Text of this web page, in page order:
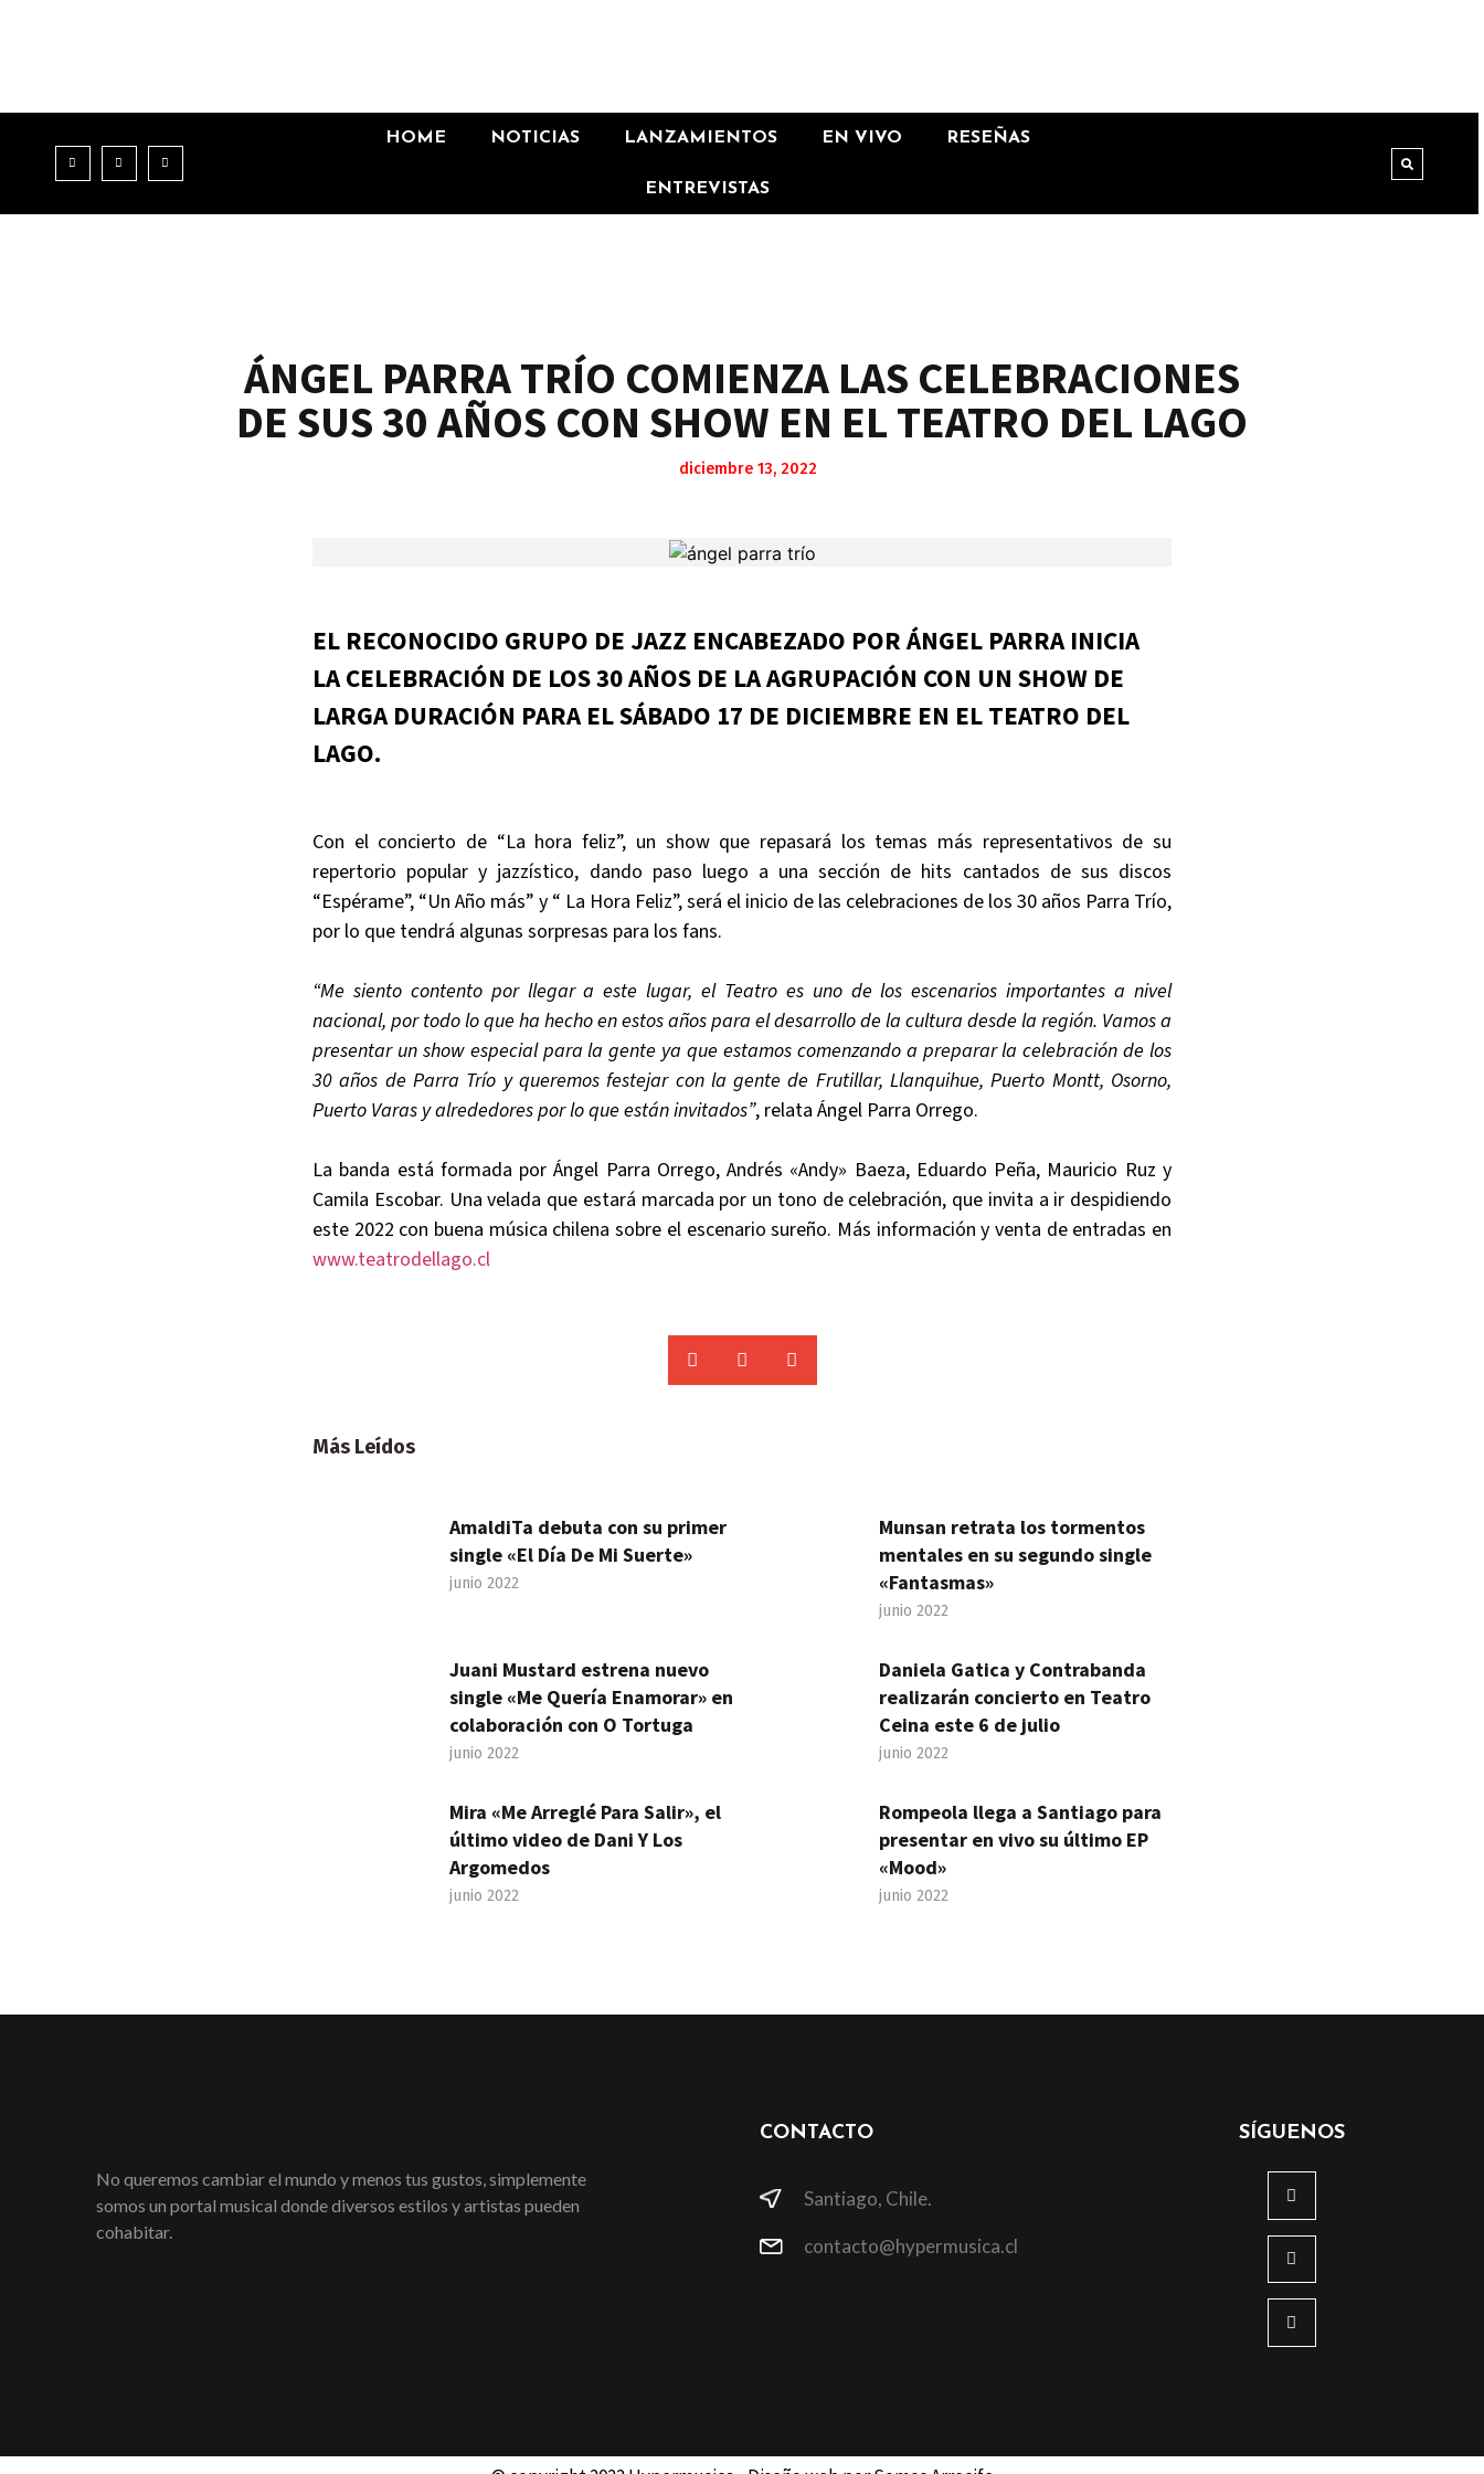
HOME NOTICIAS LANZAMIENTOS EN VIVO RESEÑAS
ENTREVISTAS
ÁNGEL PARRA TRÍO COMIENZA LAS CELEBRACIONES
DE SUS 30 AÑOS CON SHOW EN EL TEATRO DEL LAGO
diciembre 13, 2022
EL RECONOCIDO GRUPO DE JAZZ ENCABEZADO POR ÁNGEL PARRA INICIA
LA CELEBRACIÓN DE LOS 30 AÑOS DE LA AGRUPACIÓN CON UN SHOW DE
LARGA DURACIÓN PARA EL SÁBADO 17 DE DICIEMBRE EN EL TEATRO DEL
LAGO.
Con el concierto de “La hora feliz”, un show que repasará los temas más representativos de su
repertorio popular y jazzístico, dando paso luego a una sección de hits cantados de sus discos
“Espérame”, “Un Año más” y “ La Hora Feliz”, será el inicio de las celebraciones de los 30 años Parra Trío,
por lo que tendrá algunas sorpresas para los fans.
“Me siento contento por llegar a este lugar, el Teatro es uno de los escenarios importantes a nivel
nacional, por todo lo que ha hecho en estos años para el desarrollo de la cultura desde la región. Vamos a
presentar un show especial para la gente ya que estamos comenzando a preparar la celebración de los
30 años de Parra Trío y queremos festejar con la gente de Frutillar, Llanquihue, Puerto Montt, Osorno,
Puerto Varas y alrededores por lo que están invitados”, relata Ángel Parra Orrego.
La banda está formada por Ángel Parra Orrego, Andrés «Andy» Baeza, Eduardo Peña, Mauricio Ruz y
Camila Escobar. Una velada que estará marcada por un tono de celebración, que invita a ir despidiendo
este 2022 con buena música chilena sobre el escenario sureño. Más información y venta de entradas en
www.teatrodellago.cl
Más Leídos
AmaldiTa debuta con su primer
single «El Día De Mi Suerte»
junio 2022
Munsan retrata los tormentos
mentales en su segundo single
«Fantasmas»
junio 2022
Juani Mustard estrena nuevo
single «Me Quería Enamorar» en
colaboración con O Tortuga
junio 2022
Daniela Gatica y Contrabanda
realizarán concierto en Teatro
Ceina este 6 de julio
junio 2022
Mira «Me Arreglé Para Salir», el
último video de Dani Y Los
Argomedos
junio 2022
Rompeola llega a Santiago para
presentar en vivo su último EP
«Mood»
junio 2022
No queremos cambiar el mundo y menos tus gustos, simplemente
somos un portal musical donde diversos estilos y artistas pueden
cohabitar.
CONTACTO
Santiago, Chile.
contacto@hypermusica.cl
SÍGUENOS